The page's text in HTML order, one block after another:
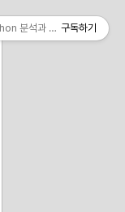
분석과 프로그래밍의 친
구독하기